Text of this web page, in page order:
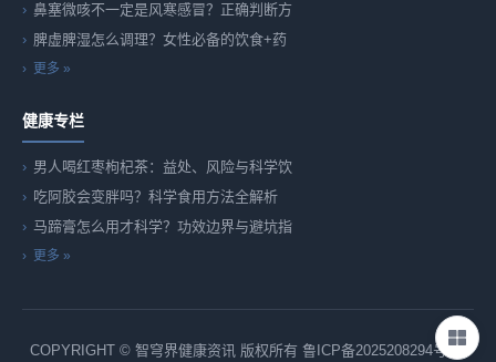
鼻塞微咳不一定是风寒感冒？正确判断方
脾虚脾湿怎么调理？女性必备的饮食+药
更多 »
健康专栏
男人喝红枣枸杞茶：益处、风险与科学饮
吃阿胶会变胖吗？科学食用方法全解析
马蹄膏怎么用才科学？功效边界与避坑指
更多 »
COPYRIGHT © 智穹界健康资讯 版权所有 鲁ICP备2025208294号-82